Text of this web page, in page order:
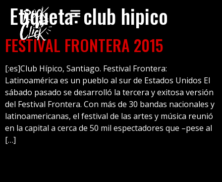
Etiqueta:club hipico
FESTIVAL FRONTERA 2015
[:es]Club Hípico, Santiago. Festival Frontera:
Latinoamérica es un pueblo al sur de Estados Unidos El
sábado pasado se desarrolló la tercera y exitosa versión
del Festival Frontera. Con más de 30 bandas nacionales y
latinoamericanas, el festival de las artes y música reunió
en la capital a cerca de 50 mil espectadores que –pese al
[…]